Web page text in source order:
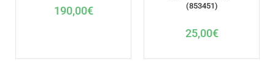
190,00€
(853451)
25,00€